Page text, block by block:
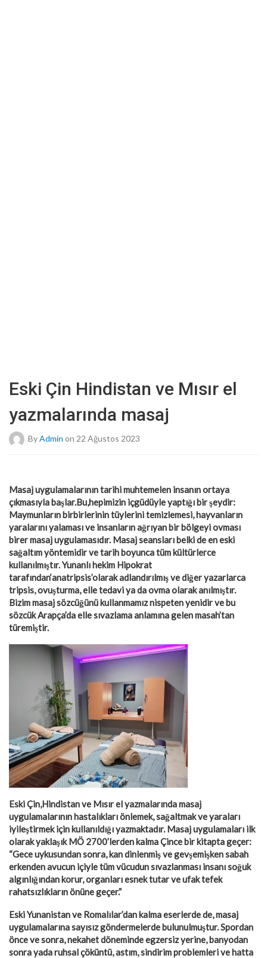
Eski Çin Hindistan ve Mısır el
yazmalarında masaj
ByAdmin on 22 Ağustos 2023
Masaj uygulamalarının tarihi muhtemelen insanın ortaya
çıkmasıyla başlar.Bu,hepimizin içgüdüyle yaptığı bir şeydir:
Maymunların birbirlerinin tüylerini temizlemesi, hayvanların
yaralarını yalaması ve insanların ağrıyan bir bölgeyi ovması
birer masaj uygulamasıdır. Masaj seansları belki de en eski
sağaltım yöntemidir ve tarih boyunca tüm kültürlerce
kullanılmıştır. Yunanlı hekim Hipokrat
tarafından‘anatripsis’olarak adlandırılmış ve diğer yazarlarca
tripsis, ovuşturma, elle tedavi ya da ovma olarak anılmıştır.
Bizim masaj sözcüğünü kullanmamız nispeten yenidir ve bu
sözcük Arapça’da elle sıvazlama anlamına gelen masah’tan
türemiştir.
Eski Çin,Hindistan ve Mısır el yazmalarında masaj
uygulamalarının hastalıkları önlemek, sağaltmak ve yaraları
iyileştirmek için kullanıldığı yazmaktadır. Masaj uygulamaları ilk
olarak yaklaşık MÖ 2700’lerden kalma Çince bir kitapta geçer:
“Gece uykusundan sonra, kan dinlenmiş ve gevşemişken sabah
erkenden avucun içiyle tüm vücudun sıvazlanması insanı soğuk
algınlığından korur, organları esnek tutar ve ufak tefek
rahatsızlıkların önüne geçer.”
Eski Yunanistan ve Romalılar’dan kalma eserlerde de, masaj
uygulamalarına sayısız göndermelerde bulunulmuştur. Spordan
önce ve sonra, nekahet döneminde egzersiz yerine, banyodan
sonra yada ruhsal çöküntü, astım, sindirim problemleri ve hatta